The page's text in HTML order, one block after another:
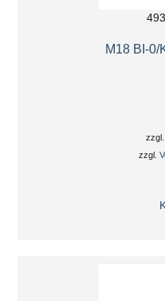
M18 BI-0/
zzgl.
zzgl.